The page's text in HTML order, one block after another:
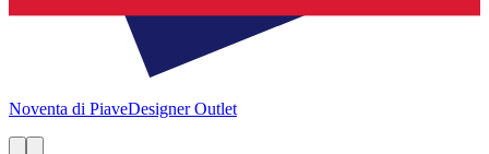
Noventa di PiaveDesigner Outlet